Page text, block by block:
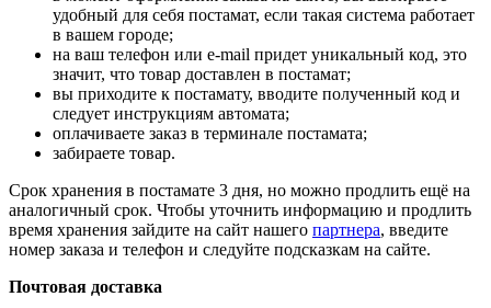
удобный для себя постамат, если такая система работает
в вашем городе;
на ваш телефон или e-mail придет уникальный код, это
значит, что товар доставлен в постамат;
вы приходите к постамату, вводите полученный код и
следует инструкциям автомата;
оплачиваете заказ в терминале постамата;
забираете товар.
Срок хранения в постамате 3 дня, но можно продлить ещё на
аналогичный срок. Чтобы уточнить информацию и продлить
время хранения зайдите на сайт нашего партнера, введите
номер заказа и телефон и следуйте подсказкам на сайте.
Почтовая доставка